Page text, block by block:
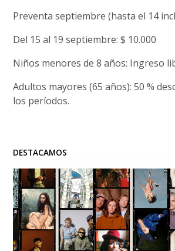
Preventa septiembre (hasta el 14
Del 15 al 19 septiembre: $ 10.000
Niños menores de 8 años: Ingreso
Adultos mayores (65 años): 50 %
los períodos.
DESTACAMOS